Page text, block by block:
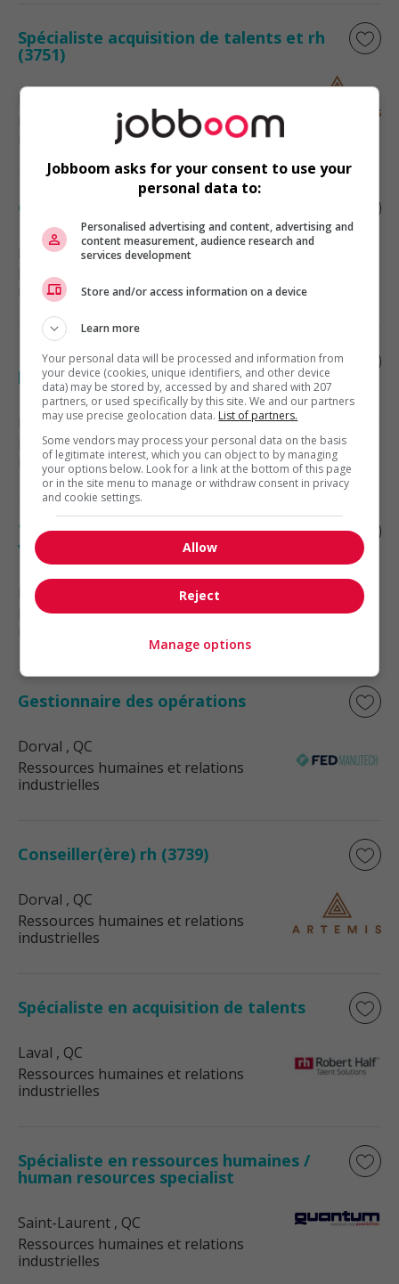
Spécialiste acquisition de talents et rh
(3751)
Ressources humaines et relations
Généraliste en ressources humaines
Laval, QC
Ressources humaines et relations
industrielles
Responsable de la paie et des ressources
humaines / payroll and hr administrator
Kirkland, QC
Ressources humaines et relations
industrielles
Technicien(ne) ressources humaines -
volet sst
Montréal
Ressources humaines et relations
Gestionnaire des opérations
Dorval , QC
Ressources humaines et relations
industrielles
Conseiller(ère) rh (3739)
Dorval , QC
Ressources humaines et relations
industrielles
Spécialiste en acquisition de talents
Laval , QC
Ressources humaines et relations
industrielles
Spécialiste en ressources humaines /
human resources specialist
Saint-Laurent , QC
Ressources humaines et relations
industrielles
Jobboom asks for your consent to use your
personal data to:
Personalised advertising and content, advertising and
content measurement, audience research and
services development
Store and/or access information on a device
Learn more
Your personal data will be processed and information from
your device (cookies, unique identifiers, and other device
data) may be stored by, accessed by and shared with 207
partners, or used specifically by this site. We and our partners
may use precise geolocation data. List of partners.
Some vendors may process your personal data on the basis
of legitimate interest, which you can object to by managing
your options below. Look for a link at the bottom of this page
or in the site menu to manage or withdraw consent in privacy
and cookie settings.
Allow
Reject
Manage options